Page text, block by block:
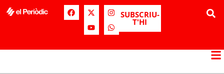
SUBSCRIU-
T'HI